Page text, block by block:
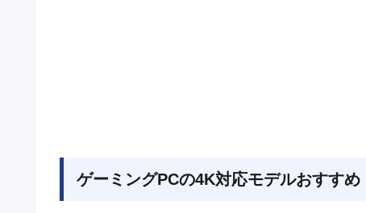
ゲーミングPCの4K対応モデルおすすめ